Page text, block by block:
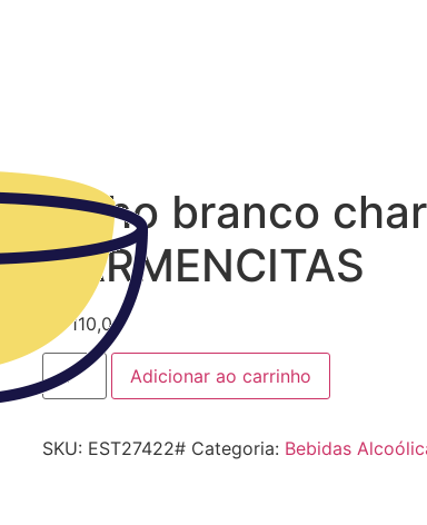
vinho branco
CARMENCITAS
110,00
Adicionar ao carrinho
SKU: EST27422# Categoria: Bebidas